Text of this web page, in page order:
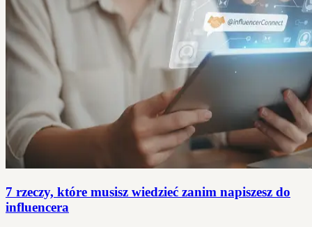
7 rzeczy, które musisz wiedzieć zanim napiszesz do
influencera